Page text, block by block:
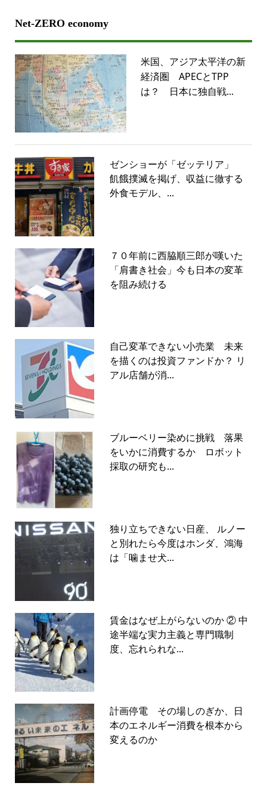
Net-ZERO economy
米国、アジア太平洋の新
経済圏 APECとTPP
は？ 日本に独自戦...
ゼンショーが「ゼッテリア」
飢餓撲滅を掲げ、収益に徹する
外食モデル、...
７０年前に西脇順三郎が嘆いた
「肩書き社会」今も日本の変革
を阻み続ける
自己変革できない小売業 未来
を描くのは投資ファンドか？ リ
アル店舗が消...
ブルーベリー染めに挑戦 落果
をいかに消費するか ロボット
採取の研究も...
独り立ちできない日産、 ルノー
と別れたら今度はホンダ、鴻海
は「噛ませ犬...
賃金はなぜ上がらないのか ② 中
途半端な実力主義と専門職制
度、忘れられな...
計画停電 その場しのぎか、日
本のエネルギー消費を根本から
変えるのか